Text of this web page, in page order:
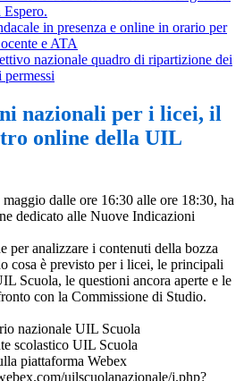
in presenza e online in orario per
e ATA
nazionale quadro di ripartizione dei
permessi
nazionali per i licei, il
online della UIL
dalle ore 16:30 alle ore 18:30, ha
dedicato alle Nuove Indicazioni
per analizzare i contenuti della bozza
cosa è previsto per i licei, le principali
Scuola, le questioni ancora aperte e le
con la Commissione di Studio.
nazionale UIL Scuola
scolastico UIL Scuola
piattaforma Webex
uilscuolanazionale/j.php?